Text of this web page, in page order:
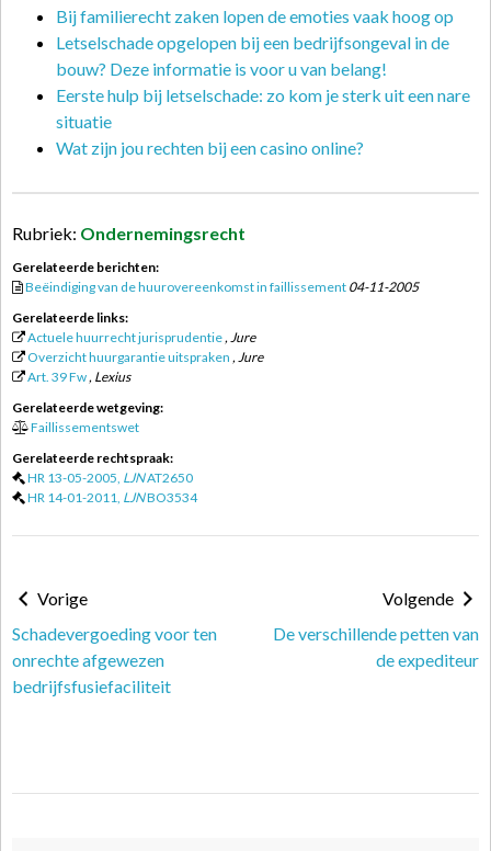
Bij familierecht zaken lopen de emoties vaak hoog op
Letselschade opgelopen bij een bedrijfsongeval in de
bouw? Deze informatie is voor u van belang!
Eerste hulp bij letselschade: zo kom je sterk uit een nare
situatie
Wat zijn jou rechten bij een casino online?
Rubriek: Ondernemingsrecht
Gerelateerde berichten:
Beëindiging van de huurovereenkomst in faillissement 04-11-2005
Gerelateerde links:
Actuele huurrecht jurisprudentie, Jure
Overzicht huurgarantie uitspraken , Jure
Art. 39 Fw, Lexius
Gerelateerde wetgeving:
Faillissementswet
Gerelateerde rechtspraak:
HR 13-05-2005, LJNAT2650
HR 14-01-2011, LJNBO3534
Vorige
Schadevergoeding voor ten
onrechte afgewezen
bedrijfsfusiefaciliteit
Volgende
De verschillende petten van
de expediteur